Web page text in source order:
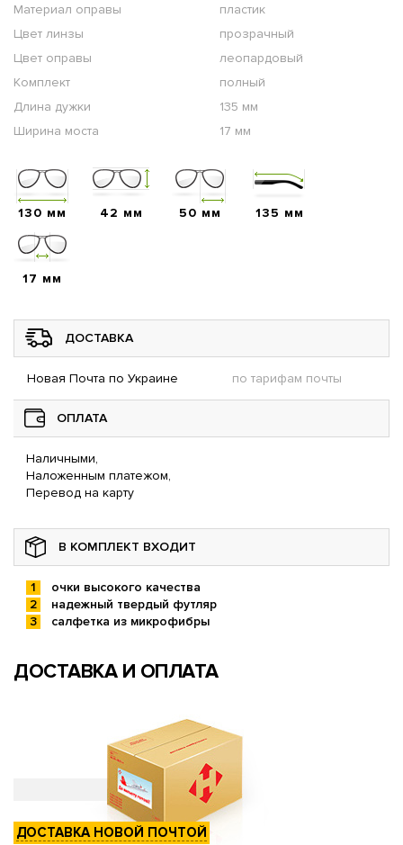
Материал оправы
пластик
Цвет линзы
прозрачный
Цвет оправы
леопардовый
Комплект
полный
Длина дужки
135 мм
Ширина моста
17 мм
130 мм 42 мм 50 мм 135 мм
17 мм
ДОСТАВКА
Новая Почта по Украине по тарифам почты
ОПЛАТА
Наличными,
Наложенным платежом,
Перевод на карту
В КОМПЛЕКТ ВХОДИТ
очки высокого качества
надежный твердый футляр
салфетка из микрофибры
ДОСТАВКА И ОПЛАТА
ДОСТАВКА НОВОЙ ПОЧТОЙ